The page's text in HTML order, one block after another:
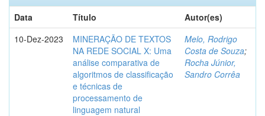
Data
Título
Autor(es)
10-Dez-2023
MINERAÇÃO DE TEXTOS
NA REDE SOCIAL X: Uma
análise comparativa de
algoritmos de classificação
e técnicas de
processamento de
linguagem natural
Melo, Rodrigo
Costa de Souza;
Rocha Júnior,
Sandro Corrêa